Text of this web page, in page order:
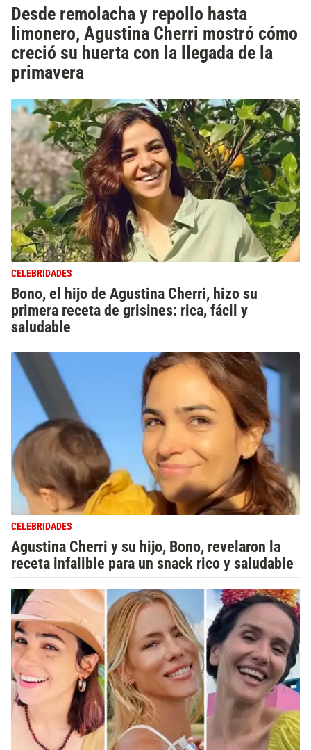
Desde remolacha y repollo hasta
limonero, Agustina Cherri mostró cómo
creció su huerta con la llegada de la
primavera
CELEBRIDADES
Bono, el hijo de Agustina Cherri, hizo su
primera receta de grisines: rica, fácil y
saludable
CELEBRIDADES
Agustina Cherri y su hijo, Bono, revelaron la
receta infalible para un snack rico y saludable